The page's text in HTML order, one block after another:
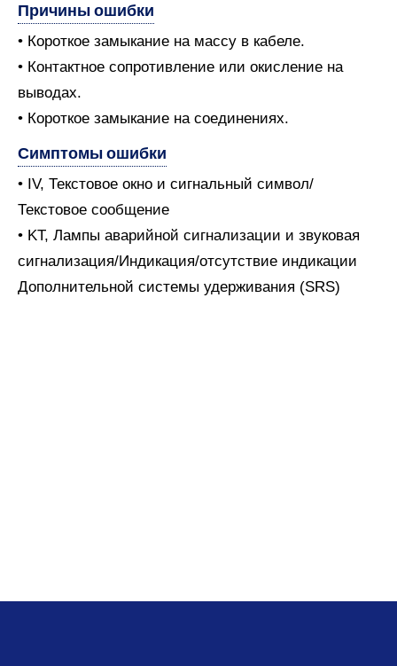
Причины ошибки
• Короткое замыкание на массу в кабеле.
• Контактное сопротивление или окисление на
выводах.
• Короткое замыкание на соединениях.
Симптомы ошибки
• IV, Текстовое окно и сигнальный символ/
Текстовое сообщение
• KT, Лампы аварийной сигнализации и звуковая
сигнализация/Индикация/отсутствие индикации
Дополнительной системы удерживания (SRS)